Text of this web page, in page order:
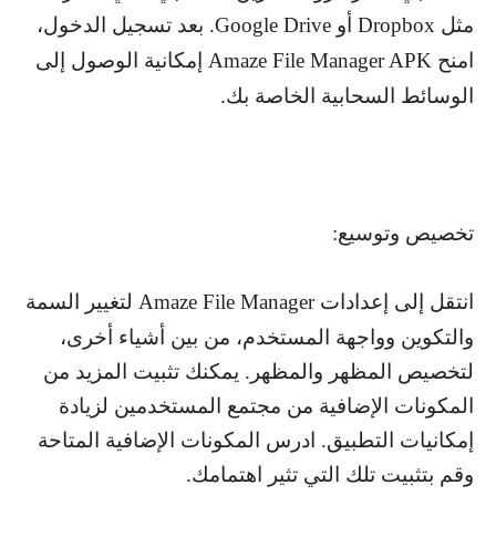
مثل Dropbox أو Google Drive. بعد تسجيل الدخول،
امنح Amaze File Manager APK إمكانية الوصول إلى
الوسائط السحابية الخاصة بك.
تخصيص وتوسيع:
انتقل إلى إعداداتAmaze File Manager لتغيير السمة
والتكوين وواجهة المستخدم، من بين أشياء أخرى،
لتخصيص المظهر والمظهر. يمكنك تثبيت المزيد من
المكونات الإضافية من مجتمع المستخدمين لزيادة
إمكانيات التطبيق. ادرس المكونات الإضافية المتاحة
وقم بتثبيت تلك التي تثير اهتمامك.